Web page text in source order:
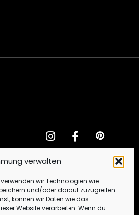
verwalten
wir Technologien wie
und/oder darauf zuzugreifen.
können wir Daten wie das
Website verarbeiten. Wenn du